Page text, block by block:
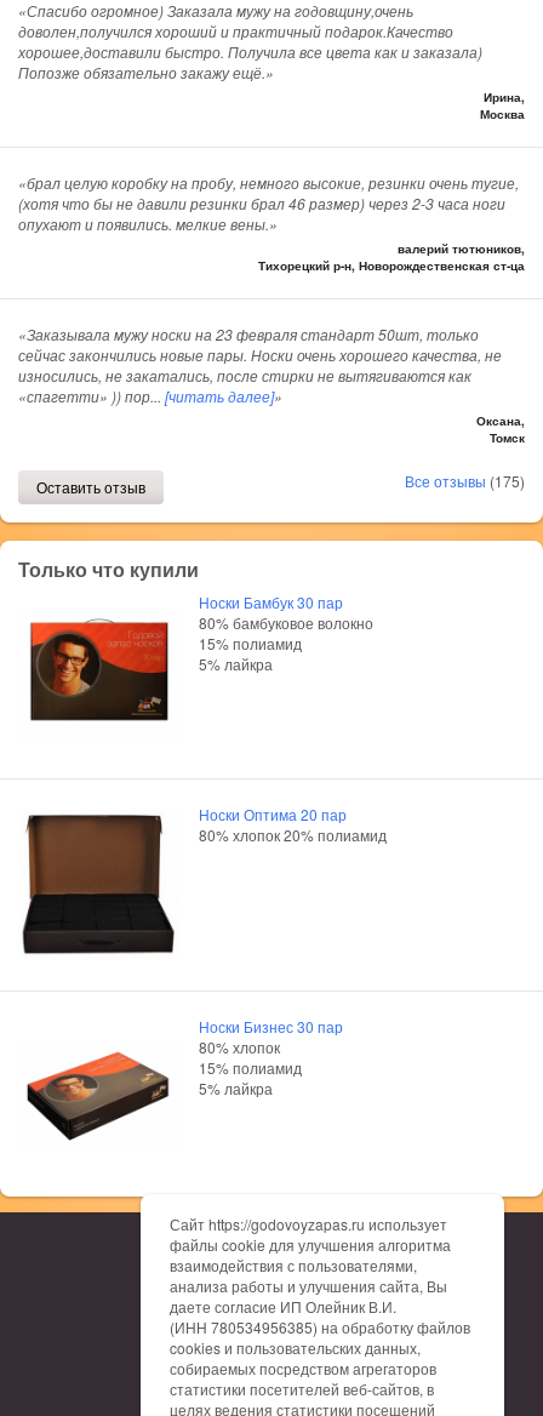
«Спасибо огромное) Заказала мужу на годовщину,очень
доволен,получился хороший и практичный подарок.Качество
хорошее,доставили быстро. Получила все цвета как и заказала)
Попозже обязательно закажу ещё.»
Ирина,
Москва
«брал целую коробку на пробу, немного высокие, резинки очень тугие,
(хотя что бы не давили резинки брал 46 размер) через 2-3 часа ноги
опухают и появились. мелкие вены.»
валерий тютюников,
Тихорецкий р-н, Новорождественская ст-ца
«Заказывала мужу носки на 23 февраля стандарт 50шт, только
сейчас закончились новые пары. Носки очень хорошего качества, не
износились, не закатались, после стирки не вытягиваются как
«спагетти» )) пор... [читать далее]»
Оксана,
Томск
Оставить отзыв Все отзывы (175)
Только что купили
Носки Бамбук 30 пар
80% бамбуковое волокно
15% полиамид
5% лайкра
Носки Оптима 20 пар
80% хлопок 20% полиамид
Носки Бизнес 30 пар
80% хлопок
15% полиамид
5% лайкра
О нас
Каталог
Доставка
Оплата
Гарантия
Отзывы
Контакты
Таблица размеров
Сайт https://godovoyzapas.ru использует
файлы cookie для улучшения алгоритма
взаимодействия с пользователями,
анализа работы и улучшения сайта, Вы
даете согласие ИП Олейник В.И.
(ИНН 780534956385) на обработку файлов
cookies и пользовательских данных,
собираемых посредством агрегаторов
статистики посетителей веб-сайтов, в
целях ведения статистики посещений